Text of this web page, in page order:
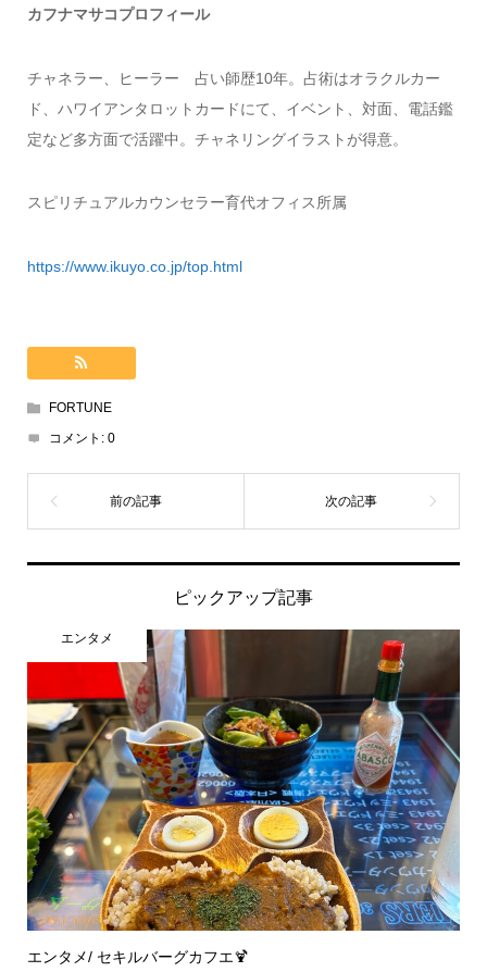
カフナマサコプロフィール
チャネラー、ヒーラー 占い師歴10年。占術はオラクルカー
ド、ハワイアンタロットカードにて、イベント、対面、電話鑑
定など多方面で活躍中。チャネリングイラストが得意。
スピリチュアルカウンセラー育代オフィス所属
https://www.ikuyo.co.jp/top.html
FORTUNE
コメント: 0
ピックアップ記事
エンタメ
エンタメ/ セキルバーグカフエ🍹